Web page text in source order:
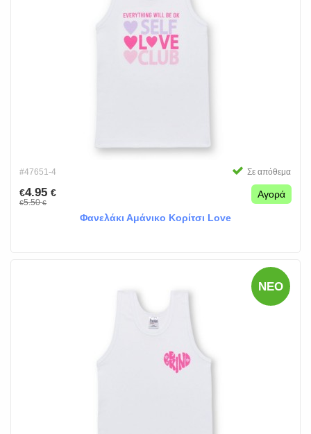
#47651-4 Σε απόθεμα
€4.95 €
€5.50€
Αγορά
Φανελάκι Αμάνικο Κορίτσι Love
ΝΈΟ